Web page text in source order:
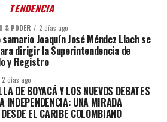
TENDENCIA
& PODER 2 días ago
Joaquín José Méndez Llach se
dirigir la Superintendencia de
y Registro
2 días ago
DE BOYACÁ Y LOS NUEVOS DEBATES
INDEPENDENCIA: UNA MIRADA
EL CARIBE COLOMBIANO